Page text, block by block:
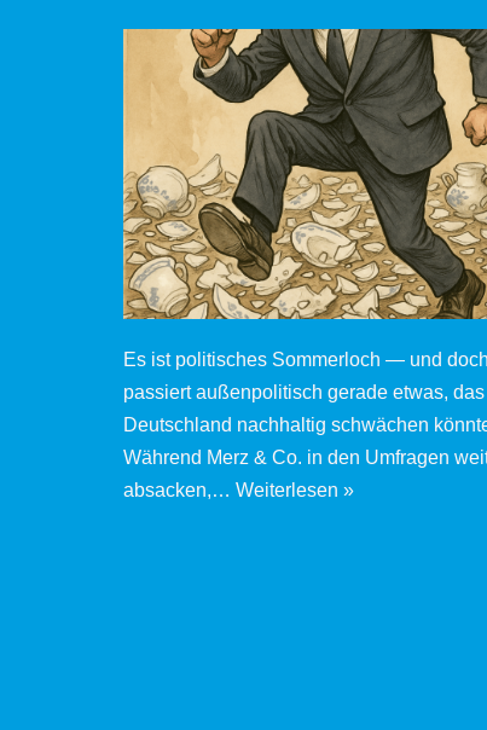
Es ist politisches Sommerloch — und doch
passiert außenpolitisch gerade etwas, das
Deutschland nachhaltig schwächen
Während Merz & Co. in den Umfragen
absacken,… Weiterlesen »